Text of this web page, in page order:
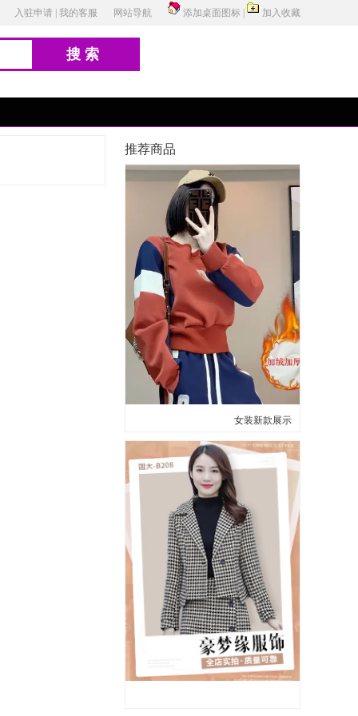
入驻申请 我的客服 网站导航 添加桌面图标 加入收藏
搜索
推荐商品
女装新款展示